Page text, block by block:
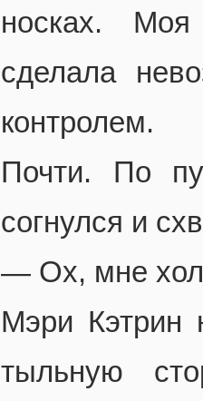
носках.
сделала
контролем.
Почти. По
согнулся и
— Ох, мне
Мэри Кэтрин
тыльную